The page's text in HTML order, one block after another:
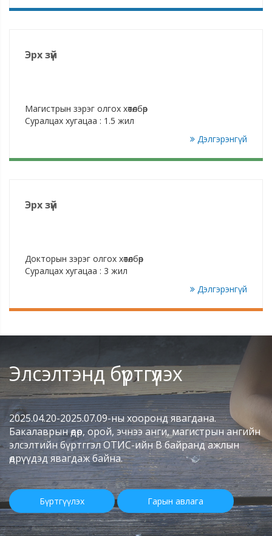
Эрх зүй
Магистрын зэрэг олгох хөтөлбөр
Суралцах хугацаа : 1.5 жил
Дэлгэрэнгүй
Эрх зүй
Докторын зэрэг олгох хөтөлбөр
Суралцах хугацаа : 3 жил
Дэлгэрэнгүй
Элсэлтэнд бүртгүүлэх
2025.04.20-2025.07.09-ны хооронд явагдана.
Бакалаврын өдөр, орой, эчнээ анги, магистрын ангийн
элсэлтийн бүртггэл ОТИС-ийн В байранд ажлын
өдрүүдэд явагдаж байна.
Бүртгүүлэх Гарын авлага